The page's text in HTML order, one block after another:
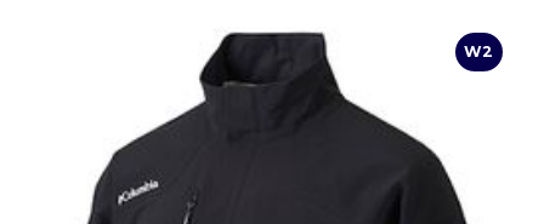
W2